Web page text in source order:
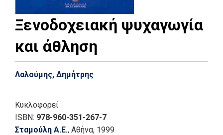
Ξενοδοχειακή ψυχαγωγία
και άθληση
Λαλούμης, Δημήτρης
Κυκλοφορεί
ISBN: 978-960-351-267-7
Σταμούλη Α.Ε., Αθήνα, 1999